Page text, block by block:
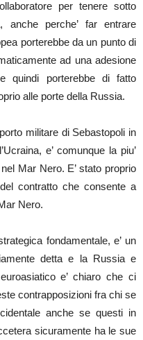
per tenere sotto
anche perche’ far entrare
porterebbe da un punto di
ad una adesione
quindi porterebbe di fatto
alle porte della Russia.
militare di Sebastopoli in
e’ comunque la piu’
Mar Nero. E’ stato proprio
contratto che consente a
Nero.
fondamentale, e’ un
detta e la Russia e
e’ chiaro che ci
contrapposizioni fra chi se
anche se questi in
sicuramente ha le sue